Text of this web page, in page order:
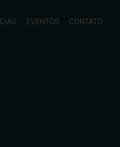
EVENTOS CONTATO